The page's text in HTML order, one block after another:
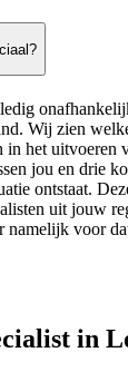
Wij zien
in het uitvoeren
jou en drie
ontstaat.
uit jouw
namelijk voor
in